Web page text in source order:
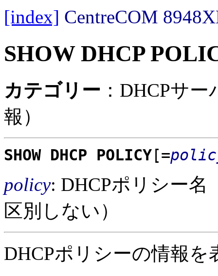
[index] CentreCOM
SHOW DHCP
カテゴリー ：DHCPサ
報）
SHOW DHCP POLICY [=
policy: DHCPポリシー名
区別しない）
DHCPポリシーの情報を